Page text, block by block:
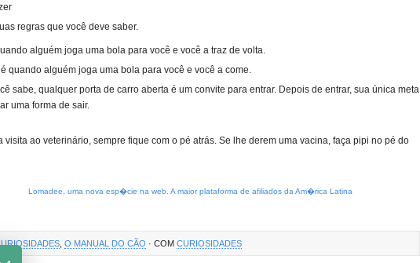
regras que você deve saber.
alguém joga uma bola para você e você a traz de volta.
quando alguém joga uma bola para você e você a come.
sabe, qualquer porta de carro aberta é um convite para entrar. Depois de entrar, sua única meta
uma forma de sair.
visita ao veterinário, sempre fique com o pé atrás. Se lhe derem uma vacina, faça pipi no pé do
Lomadee, uma nova esp�cie na web. A maior plataforma de afiliados da Am�rica Latina
O MANUAL DO CÃO · COM CURIOSIDADES